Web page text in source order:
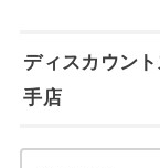
ディスカウン
手店